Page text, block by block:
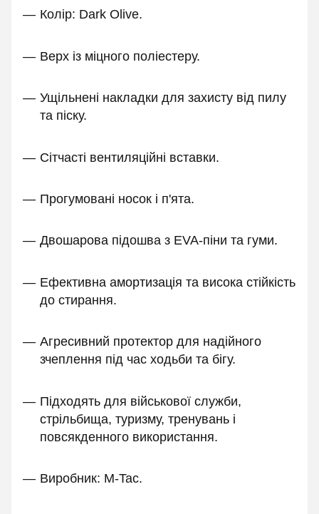
Колір: Dark Olive.
Верх із міцного поліестеру.
Ущільнені накладки для захисту від пилу
та піску.
Сітчасті вентиляційні вставки.
Прогумовані носок і п'ята.
Двошарова підошва з EVA-піни та гуми.
Ефективна амортизація та висока стійкість
до стирання.
Агресивний протектор для надійного
зчеплення під час ходьби та бігу.
Підходять для військової служби,
стрільбища, туризму, тренувань і
повсякденного використання.
Виробник: M-Tac.